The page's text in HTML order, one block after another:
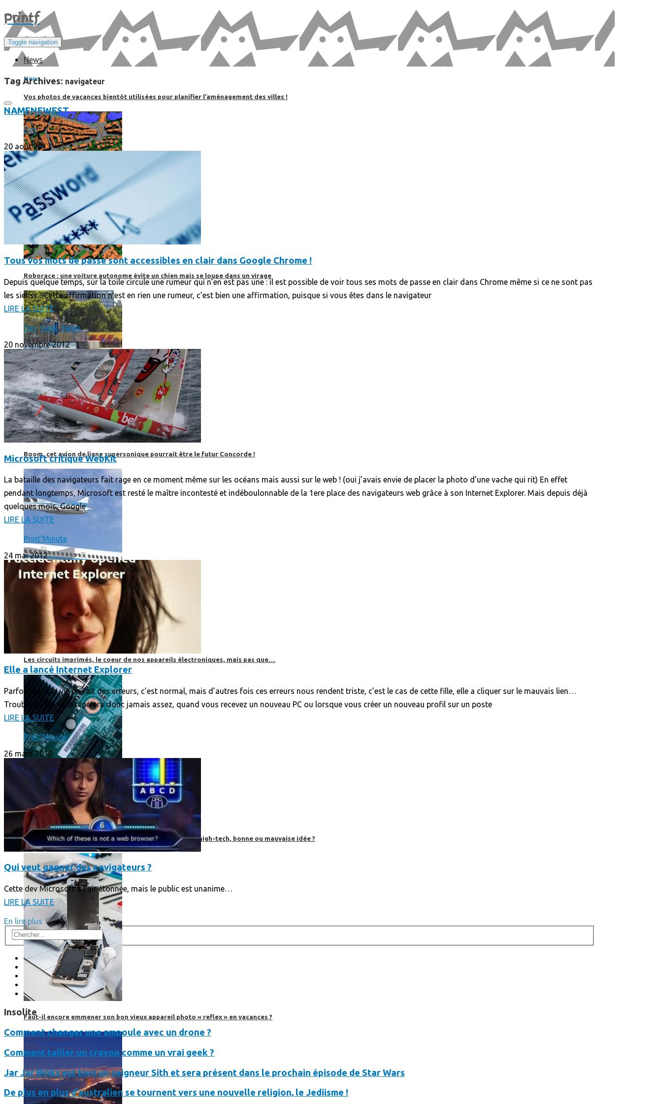
Printf
Toggle navigation
News
News
Vos photos de vacances bientôt utilisées pour planifier l’aménagement des villes !
Roborace : une voiture autonome évite un chien mais se loupe dans un virage
Boom, cet avion de ligne supersonique pourrait être le futur Concorde !
High-Tech
High-Tech
Les circuits imprimés, le coeur de nos appareils électroniques, mais pas que…
Prendre une extension de garantie pour vos appareils high-tech, bonne ou mauvaise idée ?
Faut-il encore emmener son bon vieux appareil photo « reflex » en vacances ?
Tag Archives: navigateur
NAMENEWEST
Dev
20 août 2013
Tous vos mots de passe sont accessibles en clair dans Google Chrome !
Depuis quelque temps, sur la toile circule une rumeur qui n’en est pas une : il est possible de voir tous ses mots de passe en clair dans Chrome même si ce ne sont pas
les siens… Cette affirmation n’est en rien une rumeur, c’est bien une affirmation, puisque si vous êtes dans le navigateur
LIRE LA SUITE
Dev,Geek,News
20 novembre 2012
Microsoft critique WebKit
La bataille des navigateurs fait rage en ce moment même sur les océans mais aussi sur le web ! (oui j’avais envie de placer la photo d’une vache qui rit) En effet
pendant longtemps, Microsoft est resté le maître incontesté et indéboulonnable de la 1ere place des navigateurs web grâce à son Internet Explorer. Mais depuis déjà
quelques mois, Google
LIRE LA SUITE
Print'Minute
24 mai 2012
Elle a lancé Internet Explorer
Parfois dans la vie on fait des erreurs, c’est normal, mais d’autres fois ces erreurs nous rendent triste, c’est le cas de cette fille, elle a cliquer sur le mauvais lien…
Troublant.. On ne le répétera donc jamais assez, quand vous recevez un nouveau PC ou lorsque vous créer un nouveau profil sur un poste
LIRE LA SUITE
Print'Minute
26 mars 2012
Qui veut gagner des navigateurs ?
Cette dev Microsoft a l’air étonnée, mais le public est unanime…
LIRE LA SUITE
En lire plus
Insolite
Comment changer une ampoule avec un drone ?
Comment tailler un crayon comme un vrai geek ?
Jar Jar Binks est bien un seigneur Sith et sera présent dans le prochain épisode de Star Wars
De plus en plus d’australien se tournent vers une nouvelle religion, le Jediisme !